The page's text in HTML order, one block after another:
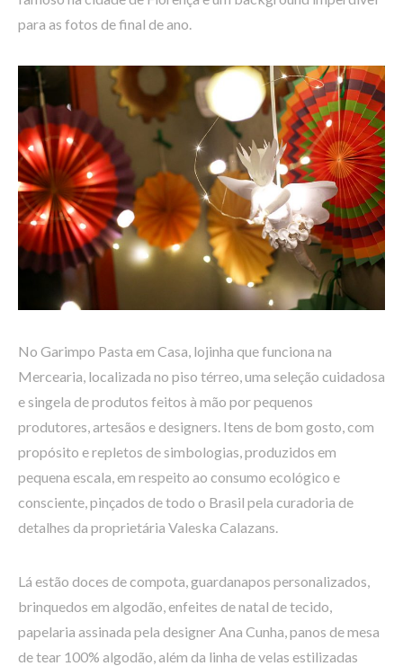
para as fotos de final de ano.
No Garimpo Pasta em Casa, lojinha que funciona na
Mercearia, localizada no piso térreo, uma seleção cuidadosa
e singela de produtos feitos à mão por pequenos
produtores, artesãos e designers. Itens de bom gosto, com
propósito e repletos de simbologias, produzidos em
pequena escala, em respeito ao consumo ecológico e
consciente, pinçados de todo o Brasil pela curadoria de
detalhes da proprietária Valeska Calazans.
Lá estão doces de compota, guardanapos personalizados,
brinquedos em algodão, enfeites de natal de tecido,
papelaria assinada pela designer Ana Cunha, panos de mesa
de tear 100% algodão, além da linha de velas estilizadas